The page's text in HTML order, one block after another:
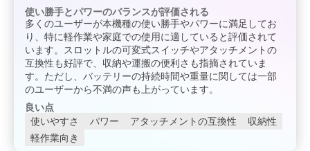
使い勝手とパワーのバランスが評価される
多くのユーザーが本機種の使い勝手やパワーに満足してお
り、特に軽作業や家庭での使用に適していると評価されて
います。スロットルの可変式スイッチやアタッチメントの
互換性も好評で、収納や運搬の便利さも指摘されていま
す。ただし、バッテリーの持続時間や重量に関しては一部
のユーザーから不満の声も上がっています。
良い点
使いやすさ
パワー アタッチメントの互換性
収納性
軽作業向き